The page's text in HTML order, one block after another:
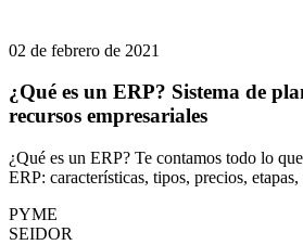
02 de febrero de 2021
¿Qué es un ERP? Sistema de
recursos empresariales
¿Qué es un ERP? Te contamos todo lo
ERP: características, tipos, precios,
PYME
SEIDOR